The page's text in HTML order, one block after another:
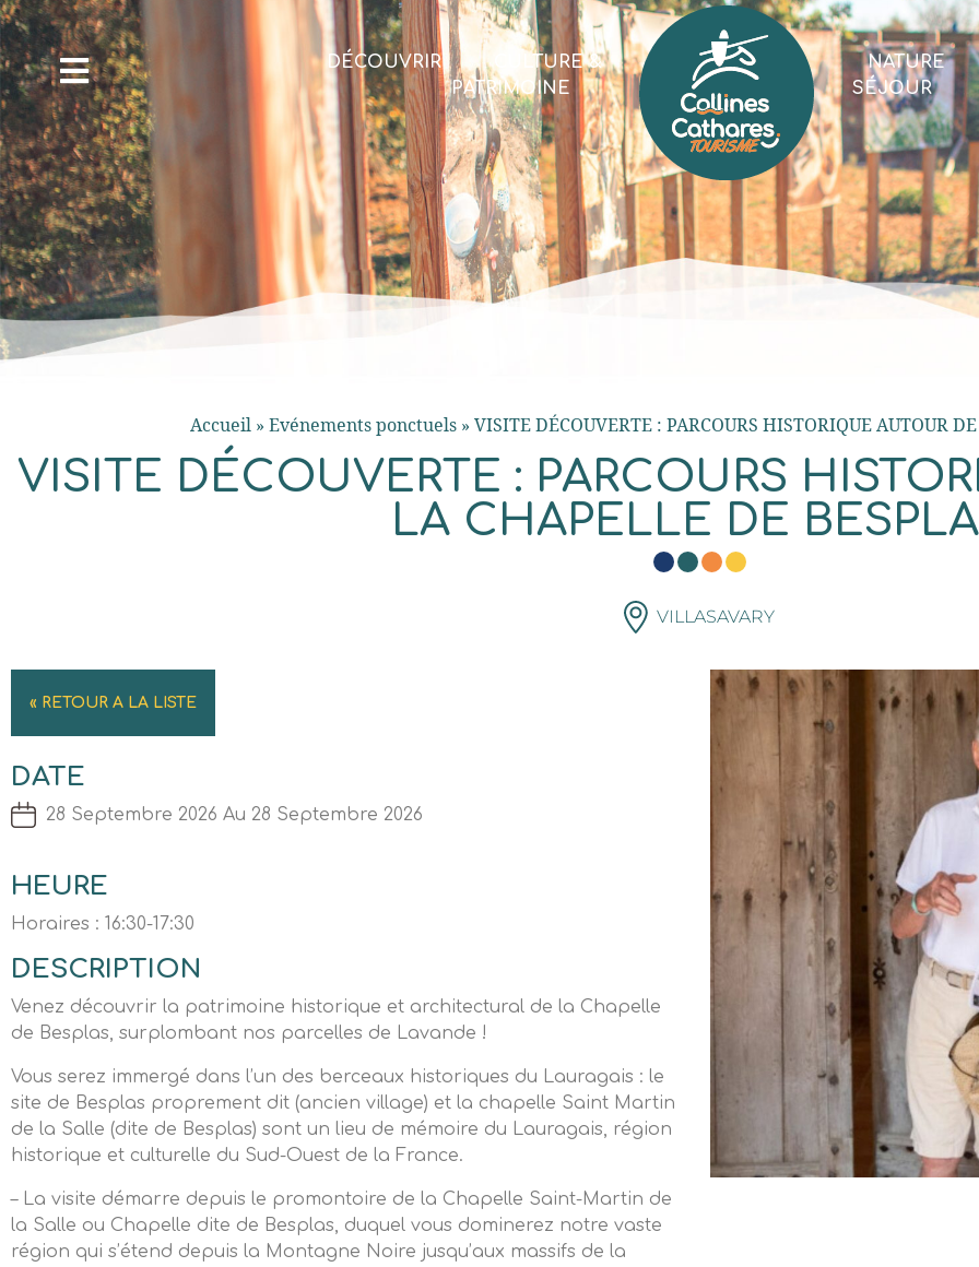
DÉCOUVRIR
CULTURE &
PATRIMOINE
NATURE
SÉJOUR
Accueil » Evénements ponctuels » VISITE DÉCOUVERTE : PARCOURS HISTORIQUE AUTOUR
VISITE DÉCOUVERTE : PARCOURS
LA CHAPELLE DE
VILLASAVARY
« RETOUR A LA LISTE
DATE
28 Septembre 2026 Au 28 Septembre 2026
HEURE
Horaires : 16:30-17:30
DESCRIPTION
Venez découvrir la patrimoine historique et architectural de la Chapelle
de Besplas, surplombant nos parcelles de Lavande !
Vous serez immergé dans l’un des berceaux historiques du Lauragais : le
site de Besplas proprement dit (ancien village) et la chapelle Saint Martin
de la Salle (dite de Besplas) sont un lieu de mémoire du Lauragais, région
historique et culturelle du Sud-Ouest de la France.
– La visite démarre depuis le promontoire de la Chapelle Saint-Martin de
la Salle ou Chapelle dite de Besplas, duquel vous dominerez notre vaste
région qui s’étend depuis la Montagne Noire jusqu’aux massifs de la